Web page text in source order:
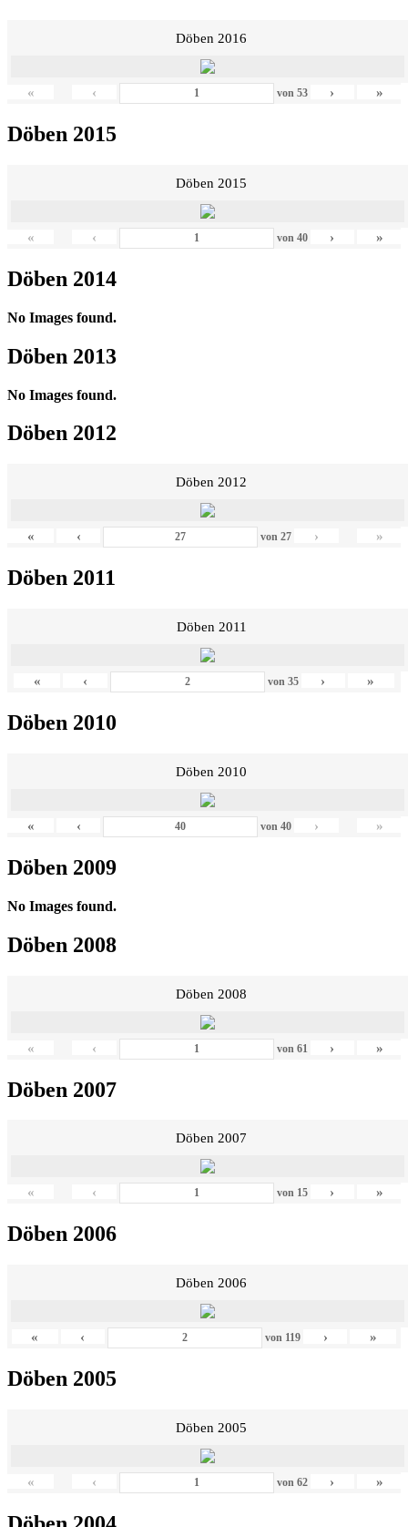
Döben 2016
« ‹ von 53 › »
Döben 2015
Döben 2015
« ‹ von 40 › »
Döben 2014
No Images found.
Döben 2013
No Images found.
Döben 2012
Döben 2012
« ‹ von27 › »
Döben 2011
Döben 2011
« ‹ von 35 › »
Döben 2010
Döben 2010
« ‹ von40 › »
Döben 2009
No Images found.
Döben 2008
Döben 2008
« ‹ von 61 › »
Döben 2007
Döben 2007
« ‹ von 15 › »
Döben 2006
Döben 2006
« ‹ von 119 › »
Döben 2005
Döben 2005
« ‹ von 62 › »